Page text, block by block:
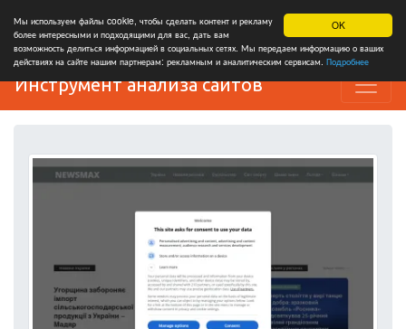
OK
Мы используем файлы cookie, чтобы сделать контент и рекламу
более интересными и подходящими для вас, дать вам
возможность делиться информацией в социальных сетях. Мы передаем информацию о ваших
действиях на сайте нашим партнерам: рекламным и аналитическим сервисам. Подробнее
Инструмент анализа сайтов